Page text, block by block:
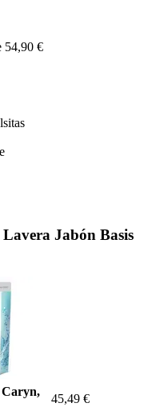
54,90 €
Jabón Basis
Caryn,
45,49 €